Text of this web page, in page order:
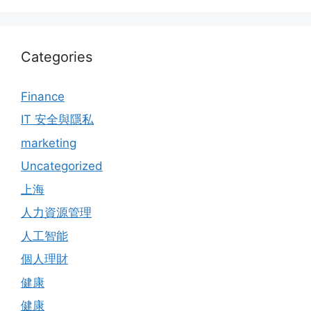
Categories
Finance
IT 安全與隱私
marketing
Uncategorized
上海
人力資源管理
人工智能
個人理財
健康
健康